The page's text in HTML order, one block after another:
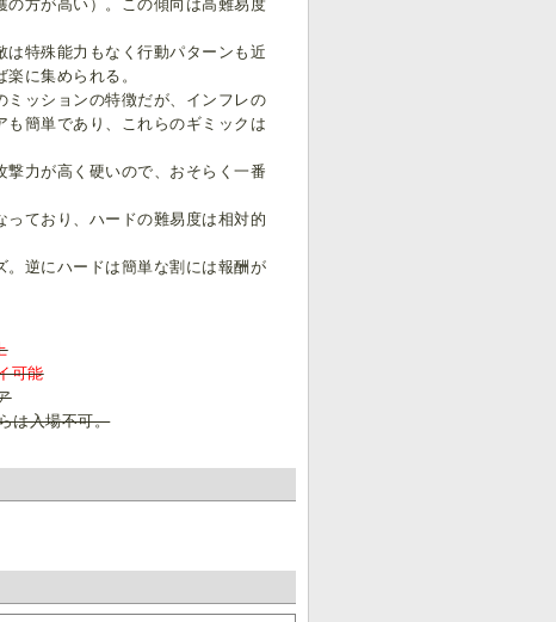
方が高い）。この傾向は高難易度
特殊能力もなく行動パターンも近
に集められる。
ッションの特徴だが、インフレの
簡単であり、これらのギミックは
力が高く硬いので、おそらく一番
ており、ハードの難易度は相対的
逆にハードは簡単な割には報酬が
可能
は入場不可。